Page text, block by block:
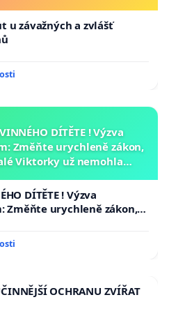
u závažných a zvlášť
DÍTĚTE ! Výzva
Změňte urychleně zákon,
Viktorky už nemohla
DÍTĚTE ! Výzva
Změňte urychleně zákon,
už nemohla opakovat!
OCHRANU ZVÍŘAT